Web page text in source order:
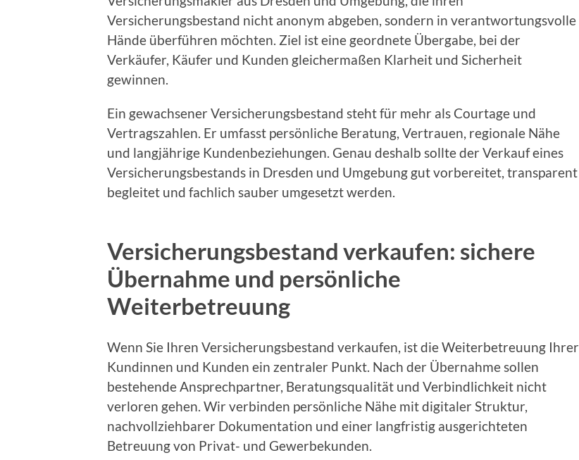
Versicherungsbestand nicht anonym abgeben, sondern in verantwortungsvolle
Hände überführen möchten. Ziel ist eine geordnete Übergabe, bei der
Verkäufer, Käufer und Kunden gleichermaßen Klarheit und Sicherheit
gewinnen.
Ein gewachsener Versicherungsbestand steht für mehr als Courtage und
Vertragszahlen. Er umfasst persönliche Beratung, Vertrauen, regionale Nähe
und langjährige Kundenbeziehungen. Genau deshalb sollte der Verkauf eines
Versicherungsbestands in Dresden und Umgebung gut vorbereitet, transparent
begleitet und fachlich sauber umgesetzt werden.
Versicherungsbestand verkaufen: sichere
Übernahme und persönliche
Weiterbetreuung
Wenn Sie Ihren Versicherungsbestand verkaufen, ist die Weiterbetreuung Ihrer
Kundinnen und Kunden ein zentraler Punkt. Nach der Übernahme sollen
bestehende Ansprechpartner, Beratungsqualität und Verbindlichkeit nicht
verloren gehen. Wir verbinden persönliche Nähe mit digitaler Struktur,
nachvollziehbarer Dokumentation und einer langfristig ausgerichteten
Betreuung von Privat- und Gewerbekunden.